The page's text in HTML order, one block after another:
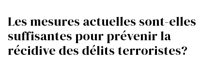
Les mesures actuelles sont-elles
suffisantes pour prévenir la
récidive des délits terroristes?